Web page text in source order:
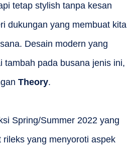
tetap stylish tanpa kesan
dukungan yang membuat kita
Desain modern yang
tambah pada busana jenis ini,
Theory.
Spring/Summer 2022 yang
yang menyoroti aspek